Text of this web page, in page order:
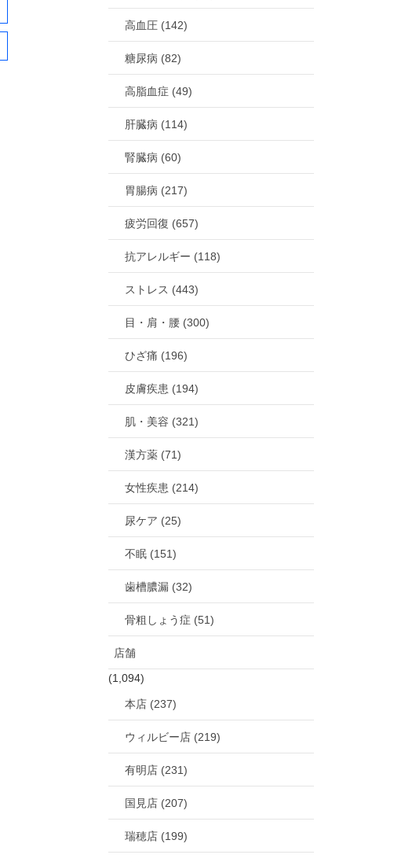
高血圧 (142)
糖尿病 (82)
高脂血症 (49)
肝臓病 (114)
腎臓病 (60)
胃腸病 (217)
疲労回復 (657)
抗アレルギー (118)
ストレス (443)
目・肩・腰 (300)
ひざ痛 (196)
皮膚疾患 (194)
肌・美容 (321)
漢方薬 (71)
女性疾患 (214)
尿ケア (25)
不眠 (151)
歯槽膿漏 (32)
骨粗しょう症 (51)
店舗
(1,094)
本店 (237)
ウィルビー店 (219)
有明店 (231)
国見店 (207)
瑞穂店 (199)